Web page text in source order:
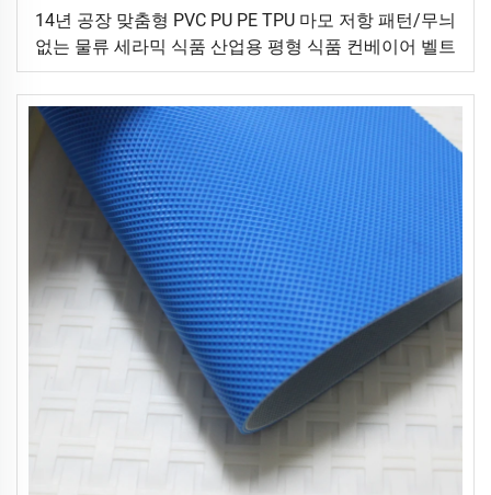
14년 공장 맞춤형 PVC PU PE TPU 마모 저항 패턴/무늬
없는 물류 세라믹 식품 산업용 평형 식품 컨베이어 벨트